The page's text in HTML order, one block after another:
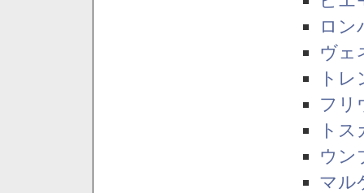
ロン
ヴェ
ト
フリ
ト
ウン
マル